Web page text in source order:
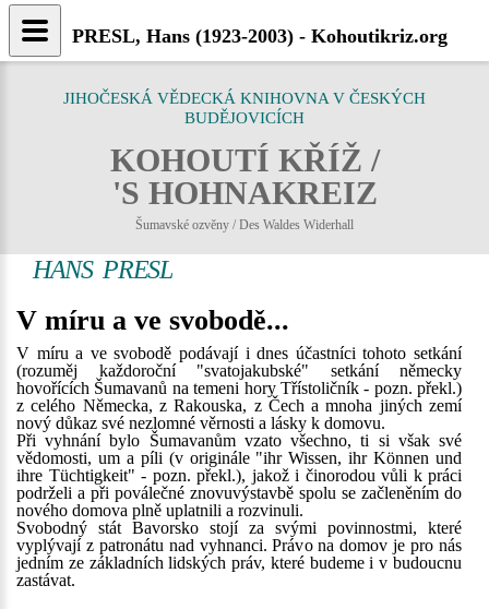
JIHOČESKÁ VĚDECKÁ KNIHOVNA V ČESKÝCH
BUDĚJOVICÍCH
KOHOUTÍ KŘÍŽ /
'S HOHNAKREIZ
Šumavské ozvěny / Des Waldes Widerhall
HANS PRESL
V míru a ve svobodě...
V míru a ve svobodě podávají i dnes účastníci tohoto setkání
(rozuměj každoroční "svatojakubské" setkání německy
hovořících Šumavanů na temeni hory Třístoličník - pozn. překl.)
z celého Německa, z Rakouska, z Čech a mnoha jiných zemí
nový důkaz své nezlomné věrnosti a lásky k domovu.
Při vyhnání bylo Šumavanům vzato všechno, ti si však své
vědomosti, um a píli (v originále "ihr Wissen, ihr Können und
ihre Tüchtigkeit" - pozn. překl.), jakož i činorodou vůli k práci
podrželi a při poválečné znovuvýstavbě spolu se začleněním do
nového domova plně uplatnili a rozvinuli.
Svobodný stát Bavorsko stojí za svými povinnostmi, které
vyplývají z patronátu nad vyhnanci. Právo na domov je pro nás
jedním ze základních lidských práv, které budeme i v budoucnu
zastávat.
PRESL, Hans (1923-2003) - Kohoutikriz.org